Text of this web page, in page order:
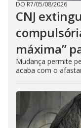
DO R7/05/08/2026
CNJ
máxima”
Mudança permite
acaba com o